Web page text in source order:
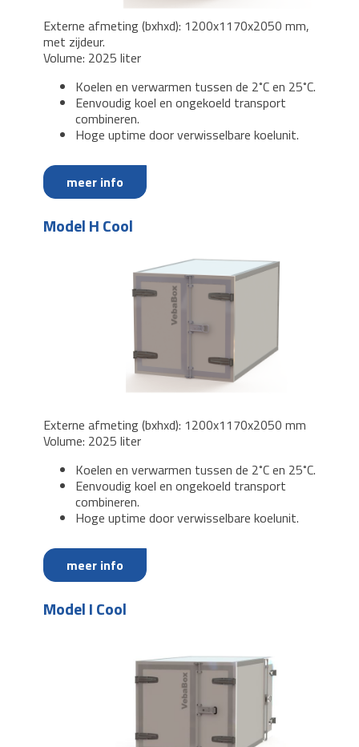
Externe afmeting (bxhxd): 1200x1170x2050 mm,
met zijdeur.
Volume: 2025 liter
Koelen en verwarmen tussen de 2˚C en 25˚C.
Eenvoudig koel en ongekoeld transport
combineren.
Hoge uptime door verwisselbare koelunit.
meer info
Model H Cool
Externe afmeting (bxhxd): 1200x1170x2050 mm
Volume: 2025 liter
Koelen en verwarmen tussen de 2˚C en 25˚C.
Eenvoudig koel en ongekoeld transport
combineren.
Hoge uptime door verwisselbare koelunit.
meer info
Model I Cool